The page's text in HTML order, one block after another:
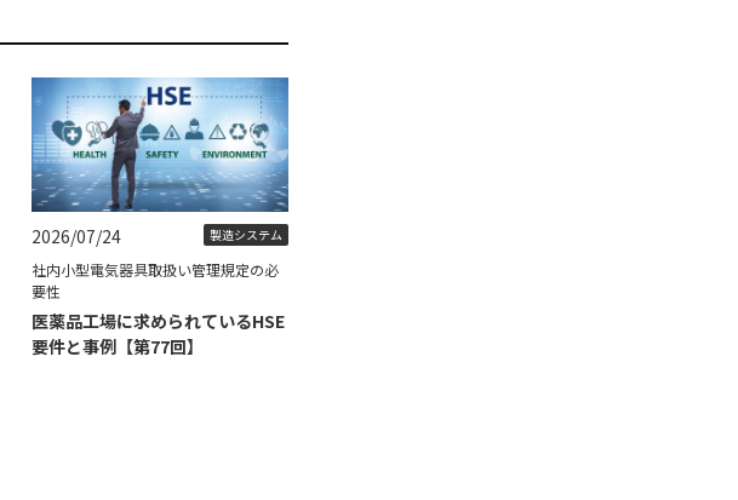
2026/07/24 製造システム
社内小型電気器具取扱い管理規定の必
要性
医薬品工場に求められているHSE
要件と事例【第77回】